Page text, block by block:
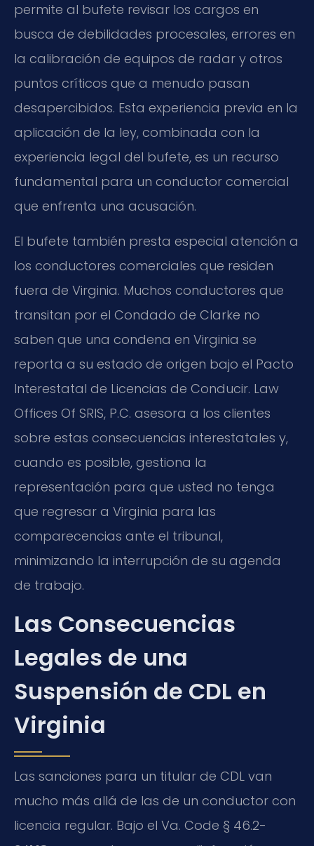
permite al bufete revisar los cargos en
busca de debilidades procesales, errores en
la calibración de equipos de radar y otros
puntos críticos que a menudo pasan
desapercibidos. Esta experiencia previa en la
aplicación de la ley, combinada con la
experiencia legal del bufete, es un recurso
fundamental para un conductor comercial
que enfrenta una acusación.
El bufete también presta especial atención a
los conductores comerciales que residen
fuera de Virginia. Muchos conductores que
transitan por el Condado de Clarke no
saben que una condena en Virginia se
reporta a su estado de origen bajo el Pacto
Interestatal de Licencias de Conducir. Law
Offices Of SRIS, P.C. asesora a los clientes
sobre estas consecuencias interestatales y,
cuando es posible, gestiona la
representación para que usted no tenga
que regresar a Virginia para las
comparecencias ante el tribunal,
minimizando la interrupción de su agenda
de trabajo.
Las Consecuencias
Legales de una
Suspensión de CDL en
Virginia
Las sanciones para un titular de CDL van
mucho más allá de las de un conductor con
licencia regular. Bajo el Va. Code § 46.2-